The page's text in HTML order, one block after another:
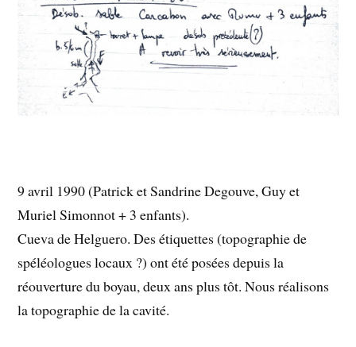
9 avril 1990 (Patrick et Sandrine Degouve, Guy et
Muriel Simonnot + 3 enfants).
Cueva de Helguero. Des étiquettes (topographie de
spéléologues locaux ?) ont été posées depuis la
réouverture du boyau, deux ans plus tôt. Nous réalisons
la topographie de la cavité.